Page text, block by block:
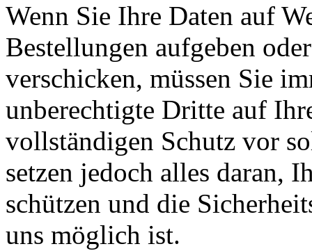
Wenn Sie Ihre Daten auf
Bestellungen aufgeben
verschicken, müssen Sie
unberechtigte Dritte auf
vollständigen Schutz vor
setzen jedoch alles daran,
schützen und die
uns möglich ist.